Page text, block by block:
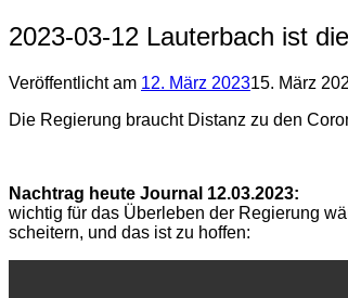
2023-03-12 Lauterbach ist
Veröffentlicht am 12. März 202315. März
Die Regierung braucht Distanz zu den
Nachtrag heute Journal 12.03.2023:
wichtig für das Überleben der Regierung
scheitern, und das ist zu hoffen: